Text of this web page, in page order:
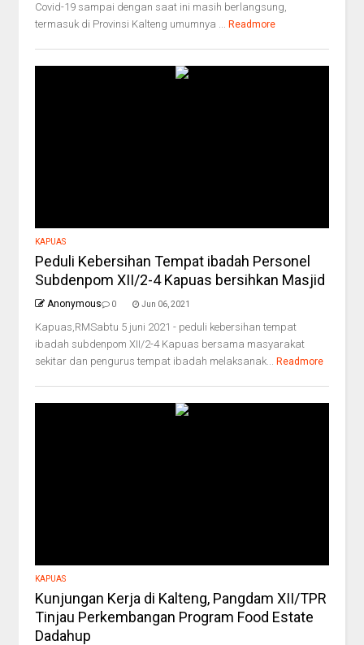
Covid-19 sampai dengan saat ini masih berlangsung,
termasuk di Provinsi Kalteng umumnya ... Readmore
KAPUAS
Peduli Kebersihan Tempat ibadah Personel
Subdenpom XII/2-4 Kapuas bersihkan Masjid
Anonymous 0 Jun 06, 2021
Kapuas,RMSabtu 5 juni 2021 - peduli kebersihan tempat
ibadah subdenpom XII/2-4 Kapuas bersama masyarakat
sekitar dan pengurus tempat ibadah melaksanak... Readmore
KAPUAS
Kunjungan Kerja di Kalteng, Pangdam XII/TPR
Tinjau Perkembangan Program Food Estate
Dadahup